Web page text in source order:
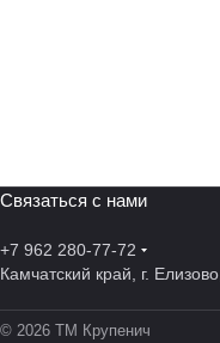
Связаться с нами
+7 962 280-77-72
Камчатский край, г.
© 2026 ТМ Крупенич